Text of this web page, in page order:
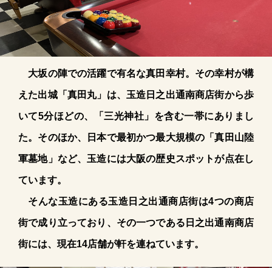
大坂の陣での活躍で有名な真田幸村。その幸村が構
えた出城「真田丸」は、玉造日之出通南商店街から歩
いて5分ほどの、「三光神社」を含む一帯にありまし
た。そのほか、日本で最初かつ最大規模の「真田山陸
軍墓地」など、玉造には大阪の歴史スポットが点在し
ています。
そんな玉造にある玉造日之出通商店街は4つの商店
街で成り立っており、その一つである日之出通南商店
街には、現在14店舗が軒を連ねています。